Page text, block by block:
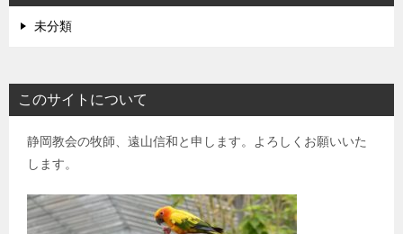
未分類
このサイトについて
静岡教会の牧師、遠山信和と申します。よろしくお願いいた
します。